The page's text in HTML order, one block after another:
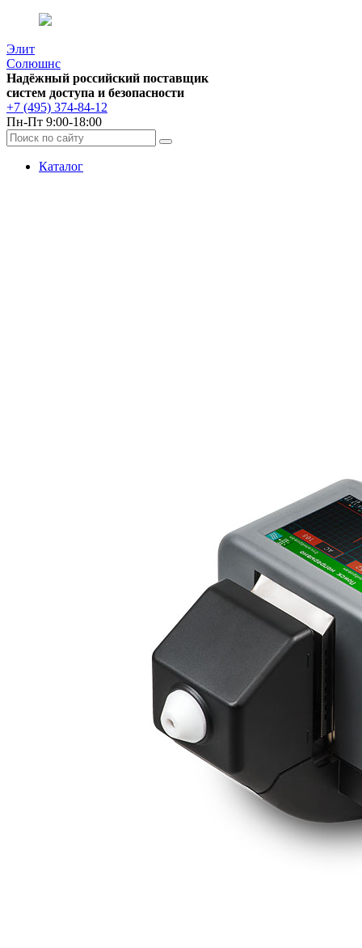
Элит
Солюшнс
Надёжный российский поставщик
систем доступа и безопасности
+7 (495) 374-84-12
Пн-Пт 9:00-18:00
Каталог